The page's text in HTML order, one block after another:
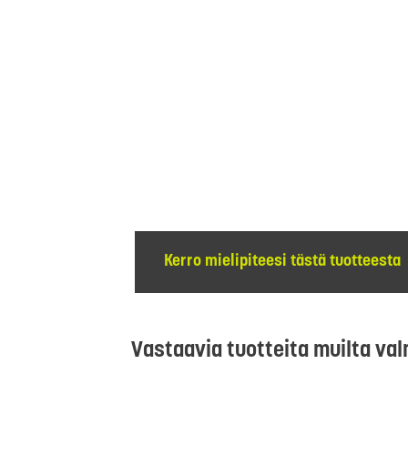
Kerro mielipiteesi tästä tuotteesta
Vastaavia tuotteita muilta